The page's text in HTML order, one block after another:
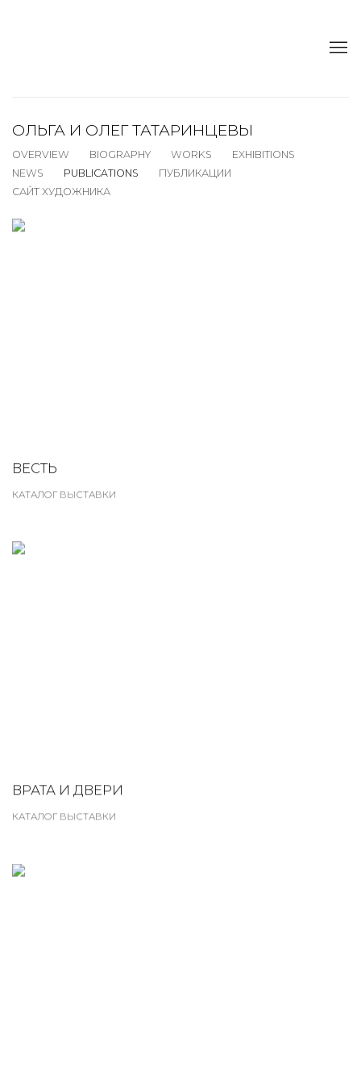
ОЛЬГА И ОЛЕГ ТАТАРИНЦЕВЫ
OVERVIEW BIOGRAPHY WORKS
EXHIBITIONS
NEWS
PUBLICATIONS
ПУБЛИКАЦИИ
САЙТ ХУДОЖНИКА
ВЕСТЬ
КАТАЛОГ ВЫСТАВКИ
ВРАТА И ДВЕРИ
КАТАЛОГ ВЫСТАВКИ